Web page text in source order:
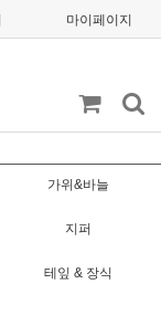
마이페이지
가위&바늘
지퍼
테잎 & 장식